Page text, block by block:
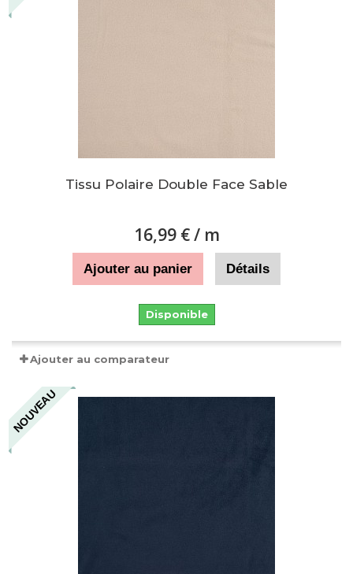
Tissu Polaire Double Face Sable
16,99 €/ m
Ajouter au panier Détails
Disponible
Ajouter au comparateur
NOUVEAU